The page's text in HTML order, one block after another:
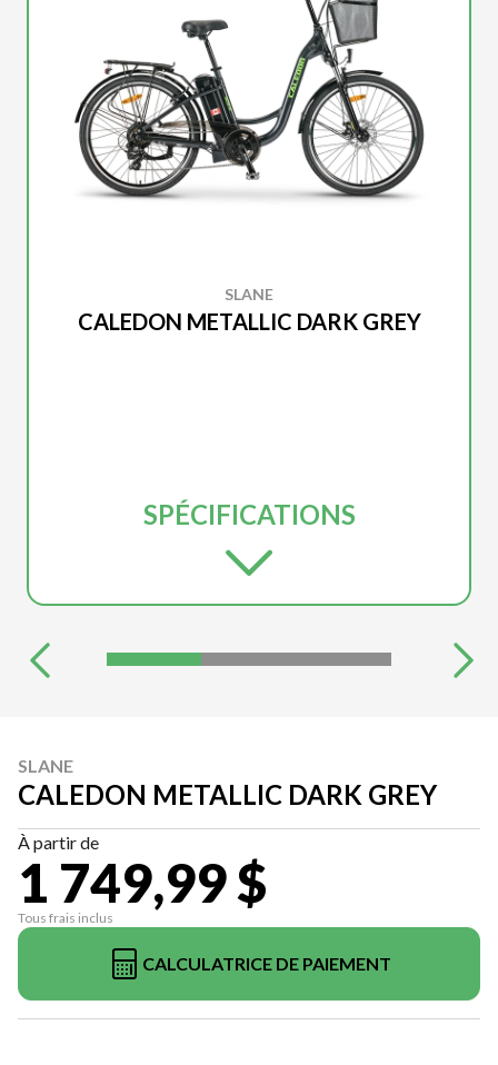
SLANE
CALEDON METALLIC DARK GREY
SPÉCIFICATIONS
SLANE
CALEDON METALLIC DARK GREY
À partir de
1 749,99 $
Tous frais inclus
CALCULATRICE DE PAIEMENT